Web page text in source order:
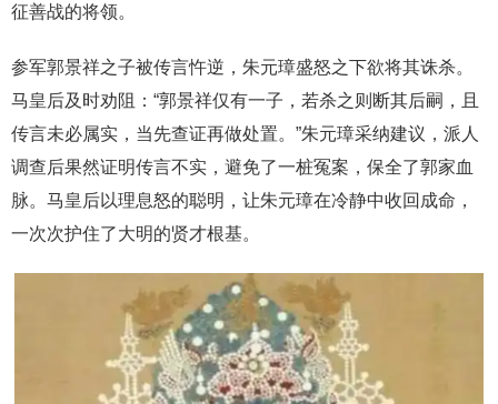
征善战的将领。
参军郭景祥之子被传言忤逆，朱元璋盛怒之下欲将其诛杀。
马皇后及时劝阻：“郭景祥仅有一子，若杀之则断其后嗣，且
传言未必属实，当先查证再做处置。”朱元璋采纳建议，派人
调查后果然证明传言不实，避免了一桩冤案，保全了郭家血
脉。马皇后以理息怒的聪明，让朱元璋在冷静中收回成命，
一次次护住了大明的贤才根基。